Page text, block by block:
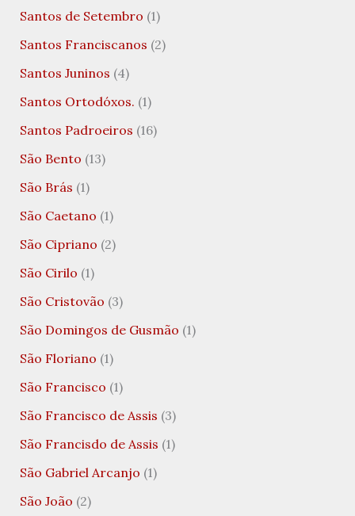
Santos de Setembro (1)
Santos Franciscanos (2)
Santos Juninos (4)
Santos Ortodóxos. (1)
Santos Padroeiros (16)
São Bento (13)
São Brás (1)
São Caetano (1)
São Cipriano (2)
São Cirilo (1)
São Cristovão (3)
São Domingos de Gusmão (1)
São Floriano (1)
São Francisco (1)
São Francisco de Assis (3)
São Francisdo de Assis (1)
São Gabriel Arcanjo (1)
São João (2)